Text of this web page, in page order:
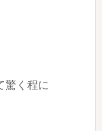
驚く程に